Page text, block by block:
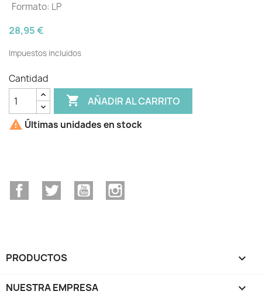
Formato: LP
28,95 €
Impuestos incluidos
Cantidad
 AÑADIR AL CARRITO
 Últimas unidades en stock
FacebookTwitter YouTube
PRODUCTOS 
NUESTRA EMPRESA 